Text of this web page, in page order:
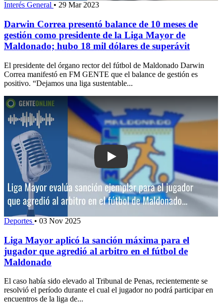
Interés General • 29 Mar 2023
Darwin Correa presentó balance de 10 meses de
gestión como presidente de la Liga Mayor de
Maldonado; hubo 18 mil dólares de superávit
El presidente del órgano rector del fútbol de Maldonado Darwin
Correa manifestó en FM GENTE que el balance de gestión es
positivo. “Dejamos una liga sustentable...
Play: Liga Mayor aplicó la sanción
Deportes • 03 Nov 2025
Liga Mayor aplicó la sanción máxima para el
jugador que agredió al arbitro en el fútbol de
Maldonado
El caso había sido elevado al Tribunal de Penas, recientemente se
resolvió el período durante el cual el jugador no podrá participar en
encuentros de la liga de...